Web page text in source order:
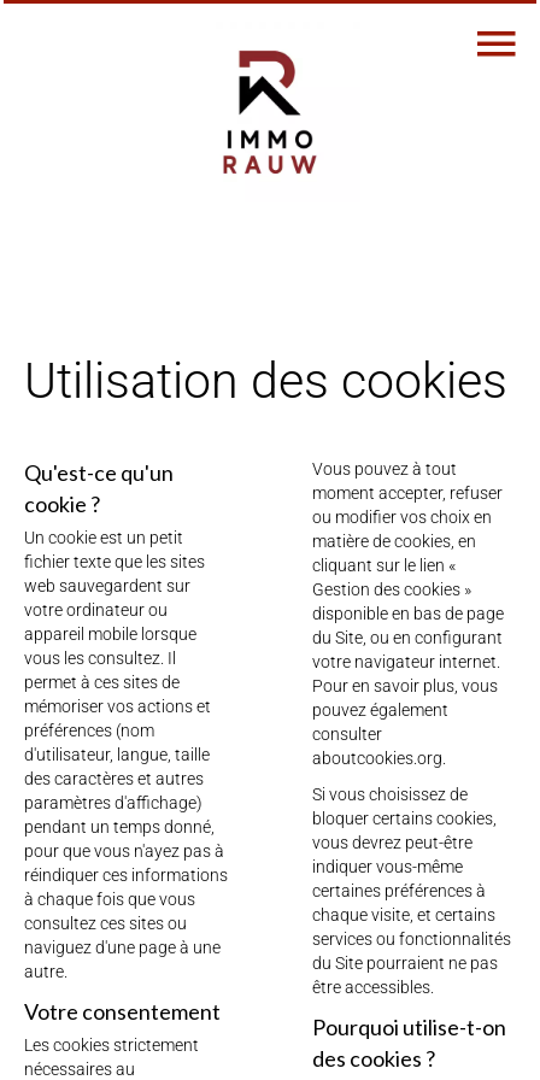
Utilisation des cookies
Qu'est-ce qu'un
cookie ?
Un cookie est un petit
fichier texte que les sites
web sauvegardent sur
votre ordinateur ou
appareil mobile lorsque
vous les consultez. Il
permet à ces sites de
mémoriser vos actions et
préférences (nom
d'utilisateur, langue, taille
des caractères et autres
paramètres d'affichage)
pendant un temps donné,
pour que vous n'ayez pas à
réindiquer ces informations
à chaque fois que vous
consultez ces sites ou
naviguez d'une page à une
autre.
Votre consentement
Les cookies strictement
nécessaires au
Vous pouvez à tout
moment accepter, refuser
ou modifier vos choix en
matière de cookies, en
cliquant sur le lien «
Gestion des cookies »
disponible en bas de page
du Site, ou en configurant
votre navigateur internet.
Pour en savoir plus, vous
pouvez également
consulter
aboutcookies.org
Si vous choisissez de
bloquer certains cookies,
vous devrez peut-être
indiquer vous-même
certaines préférences à
chaque visite, et certains
services ou fonctionnalités
du Site pourraient ne pas
être accessibles.
Pourquoi utilise-t-on
des cookies ?